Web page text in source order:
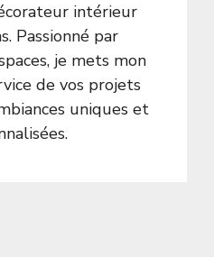
intérieur
Passionné par
je mets mon
de vos projets
uniques et